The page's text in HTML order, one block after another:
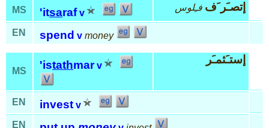
MS 'itsaraf v إتصـَر َف فـِلوس
EN spend v money
MS 'istathmar v إستـَثمـَر
EN invest v
EN